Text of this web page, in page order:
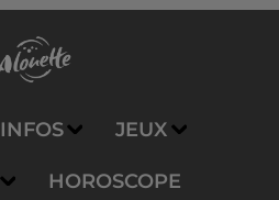
INFOS JEUX
HOROSCOPE